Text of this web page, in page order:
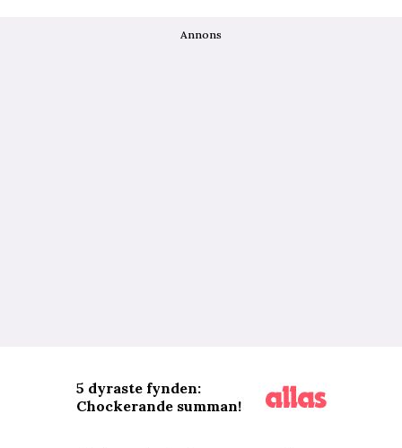
Annons
5 dyraste fynden:
Chockerande summan!